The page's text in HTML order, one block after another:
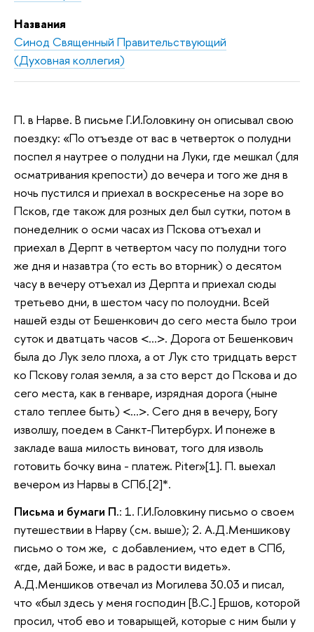
Названия
Синод Священный Правительствующий
(Духовная коллегия)
П. в Нарве. В письме Г.И.Головкину он описывал свою
поездку: «По отъезде от вас в четверток о полудни
поспел я наутрее о полудни на Луки, где мешкал (для
осматривания крепости) до вечера и того же дня в
ночь пустился и приехал в воскресенье на зоре во
Псков, где також для розных дел был сутки, потом в
понеделник о осми часах из Пскова отъехал и
приехал в Дерпт в четвертом часу по полудни того
же дня и назавтра (то есть во вторник) о десятом
часу в вечеру отъехал из Дерпта и приехал сюды
третьево дни, в шестом часу по полоудни. Всей
нашей езды от Бешенкович до сего места было трои
суток и дватцать часов <…>. Дорога от Бешенкович
была до Лук зело плоха, а от Лук сто тридцать верст
ко Пскову голая земля, а за сто верст до Пскова и до
сего места, как в генваре, изрядная дорога (ныне
стало теплее быть) <…>. Сего дня в вечеру, Богу
изволшу, поедем в Санкт-Питербурх. И понеже в
закладе ваша милость виноват, того для изволь
готовить бочку вина - платеж. Piter»[1]. П. выехал
вечером из Нарвы в СПб.[2]*.
Письма и бумаги П.: 1. Г.И.Головкину письмо о своем
путешествии в Нарву (см. выше); 2. А.Д.Меншикову
письмо о том же, с добавлением, что едет в СПб,
«где, дай Боже, и вас в радости видеть».
А.Д.Меншиков отвечал из Могилева 30.03 и писал,
что «был здесь у меня господин [В.С.] Ершов, которой
просил, чтоб ево и товарыщей, которые с ним были у